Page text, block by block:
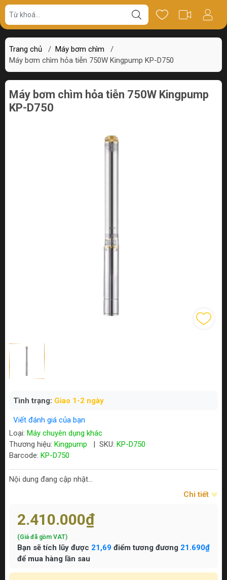
Trang chủ / Máy bơm chìm
/
Máy bơm chìm hỏa tiễn 750W Kingpump KP-D750
Giá bán Review
Máy bơm chìm hỏa tiễn 750W Kingpump
KP-D750
Tình trạng: Giao 1-2 ngày
Viết đánh giá của bạn
Loại: Máy chuyên dụng khác
Thương hiệu: Kingpump SKU: KP-D750
Barcode: KP-D750
Nội dung đang cập nhật...
Chi tiết
2.410.000₫
(Giá đã gồm VAT)
Bạn sẽ tích lũy được 21,69 điểm tương đương 21.690₫
để mua hàng lần sau